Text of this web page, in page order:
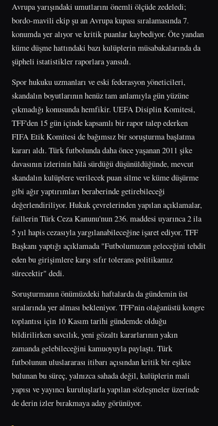
Avrupa yarışındaki umutlarını önemli ölçüde zedeledi;
bordo-mavili ekip şu an Avrupa kupası sıralamasında 7.
konumda yer alıyor ve kritik puanlar kaybediyor. Öte yandan
küme düşme hattındaki bazı kulüplerin müsabakalarında da
şüpheli istatistikler raporlara yansıdı.
Spor hukuku uzmanları ve eski federasyon yöneticileri,
skandalın boyutlarının henüz tam anlamıyla gün yüzüne
çıkmadığı konusunda hemfikir. UEFA Disiplin Komitesi,
TFF'den 15 gün içinde kapsamlı bir rapor talep ederken
FIFA Etik Komitesi de bağımsız bir soruşturma başlatma
kararı aldı. Türk futbolunda daha önce yaşanan 2011 şike
davasının izlerinin hâlâ sürdüğü düşünüldüğünde, mevcut
skandalın kulüplere verilecek puan silme ve küme düşürme
gibi ağır yaptırımları beraberinde getirebileceği
değerlendiriliyor. Hukuk çevrelerinden yapılan açıklamalar,
faillerin Türk Ceza Kanunu'nun 236. maddesi uyarınca 2 ila
5 yıl hapis cezasıyla yargılanabileceğine işaret ediyor. TFF
Başkanı yaptığı açıklamada "Futbolumuzun geleceğini tehdit
eden bu girişimlere karşı sıfır tolerans politikamız
sürecektir" dedi.
Soruşturmanın önümüzdeki haftalarda da gündemin üst
sıralarında yer alması bekleniyor. TFF'nin olağanüstü kongre
toplantısı için 10 Kasım tarihi gündemde olduğu
bildirilirken savcılık, yeni gözaltı kararlarının yakın
zamanda gelebileceğini kamuoyuyla paylaştı. Türk
futbolunun uluslararası itibarı açısından kritik bir eşikte
bulunan bu süreç, yalnızca sahada değil, kulüplerin mali
yapısı ve yayıncı kuruluşlarla yapılan sözleşmeler üzerinde
de derin izler bırakmaya aday görünüyor.